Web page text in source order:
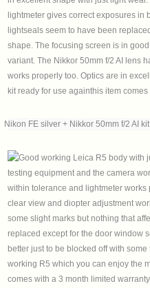
Nikon FE silver + Nikkor 50mm f/2 AI kit